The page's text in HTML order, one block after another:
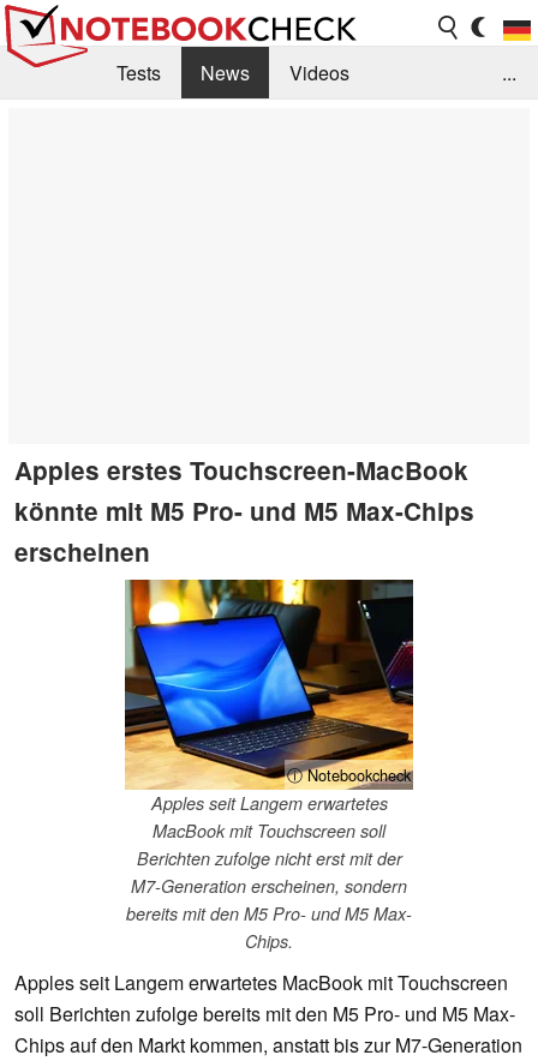
Tests News
Videos
...
Apples erstes Touchscreen-MacBook
könnte mit M5 Pro- und M5 Max-Chips
erscheinen
ⓘ Notebookcheck
Apples seit Langem erwartetes
MacBook mit Touchscreen soll
Berichten zufolge nicht erst mit der
M7-Generation erscheinen, sondern
bereits mit den M5 Pro- und M5 Max-
Chips.
Apples seit Langem erwartetes MacBook mit Touchscreen
soll Berichten zufolge bereits mit den M5 Pro- und M5 Max-
Chips auf den Markt kommen, anstatt bis zur M7-Generation